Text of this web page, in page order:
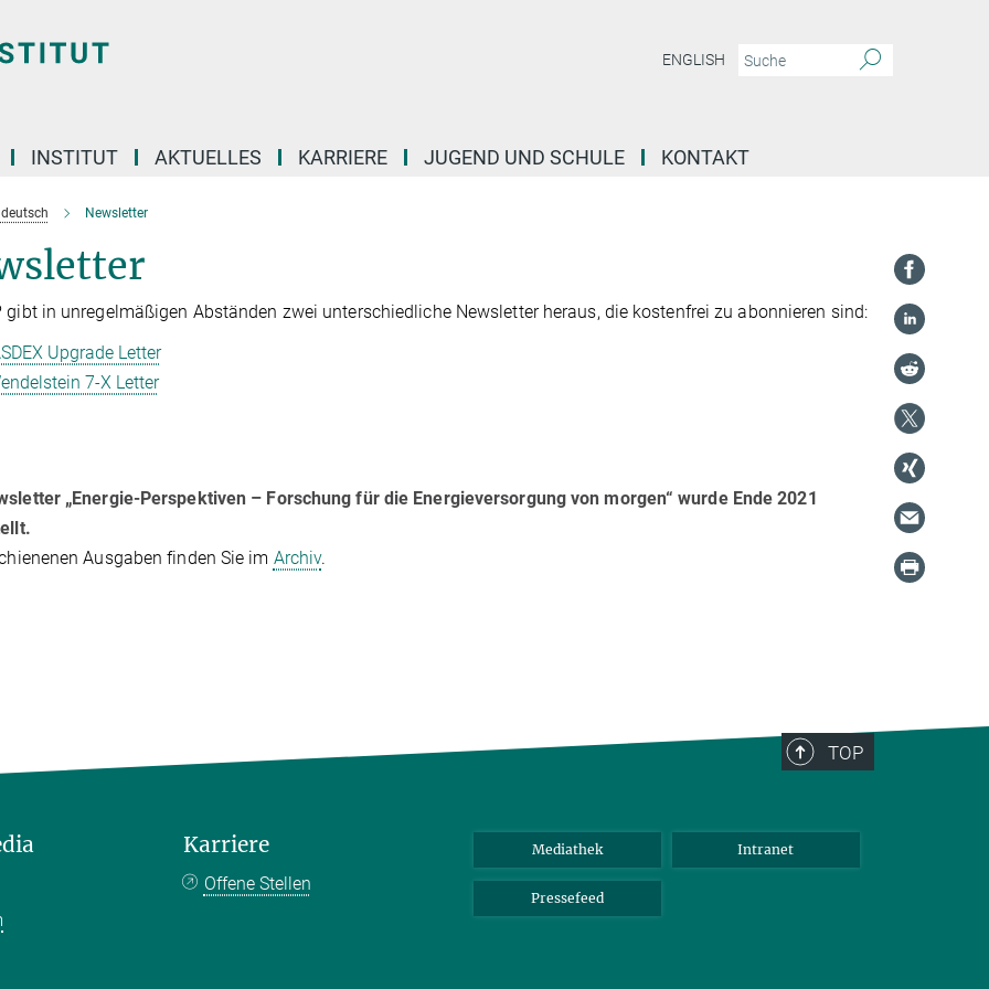
ENGLISH
INSTITUT AKTUELLES KARRIERE JUGEND UND SCHULE KONTAKT
Newsletter
gibt in unregelmäßigen Abständen zwei unterschiedliche Newsletter heraus, die kostenfrei zu abonnieren sind:
Upgrade Letter
7-X Letter
„Energie-Perspektiven – Forschung für die Energieversorgung von morgen“ wurde Ende 2021
Ausgaben finden Sie im Archiv.
TOP
Karriere
Offene Stellen
Mediathek Intranet
Pressefeed